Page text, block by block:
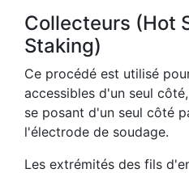
Collecteurs (Hot
Staking)
Ce procédé est utilisé
accessibles d'un seul
se posant d'un seul côté
l'électrode de soudage.
Les extrémités des fils